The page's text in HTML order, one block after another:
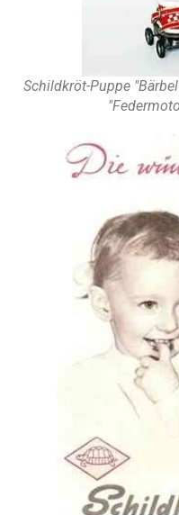
Schildkröt-Puppe